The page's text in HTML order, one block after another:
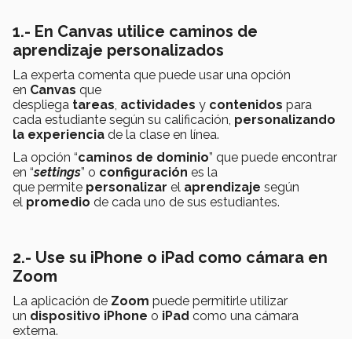
1.- En Canvas utilice caminos de
aprendizaje personalizados
La experta comenta que puede usar una opción
en Canvas que
despliega tareas actividades y contenidos para
cada estudiante según su calificación, personalizando
la experiencia de la clase en línea.
La opción “caminos de dominio” que puede encontrar
en “settings” o configuración es la
que permite personalizar el aprendizaje según
el promedio de cada uno de sus estudiantes.
2.- Use su iPhone o iPad como cámara en
Zoom
La aplicación de Zoom puede permitirle utilizar
un dispositivo iPhone o iPad como una cámara
externa.